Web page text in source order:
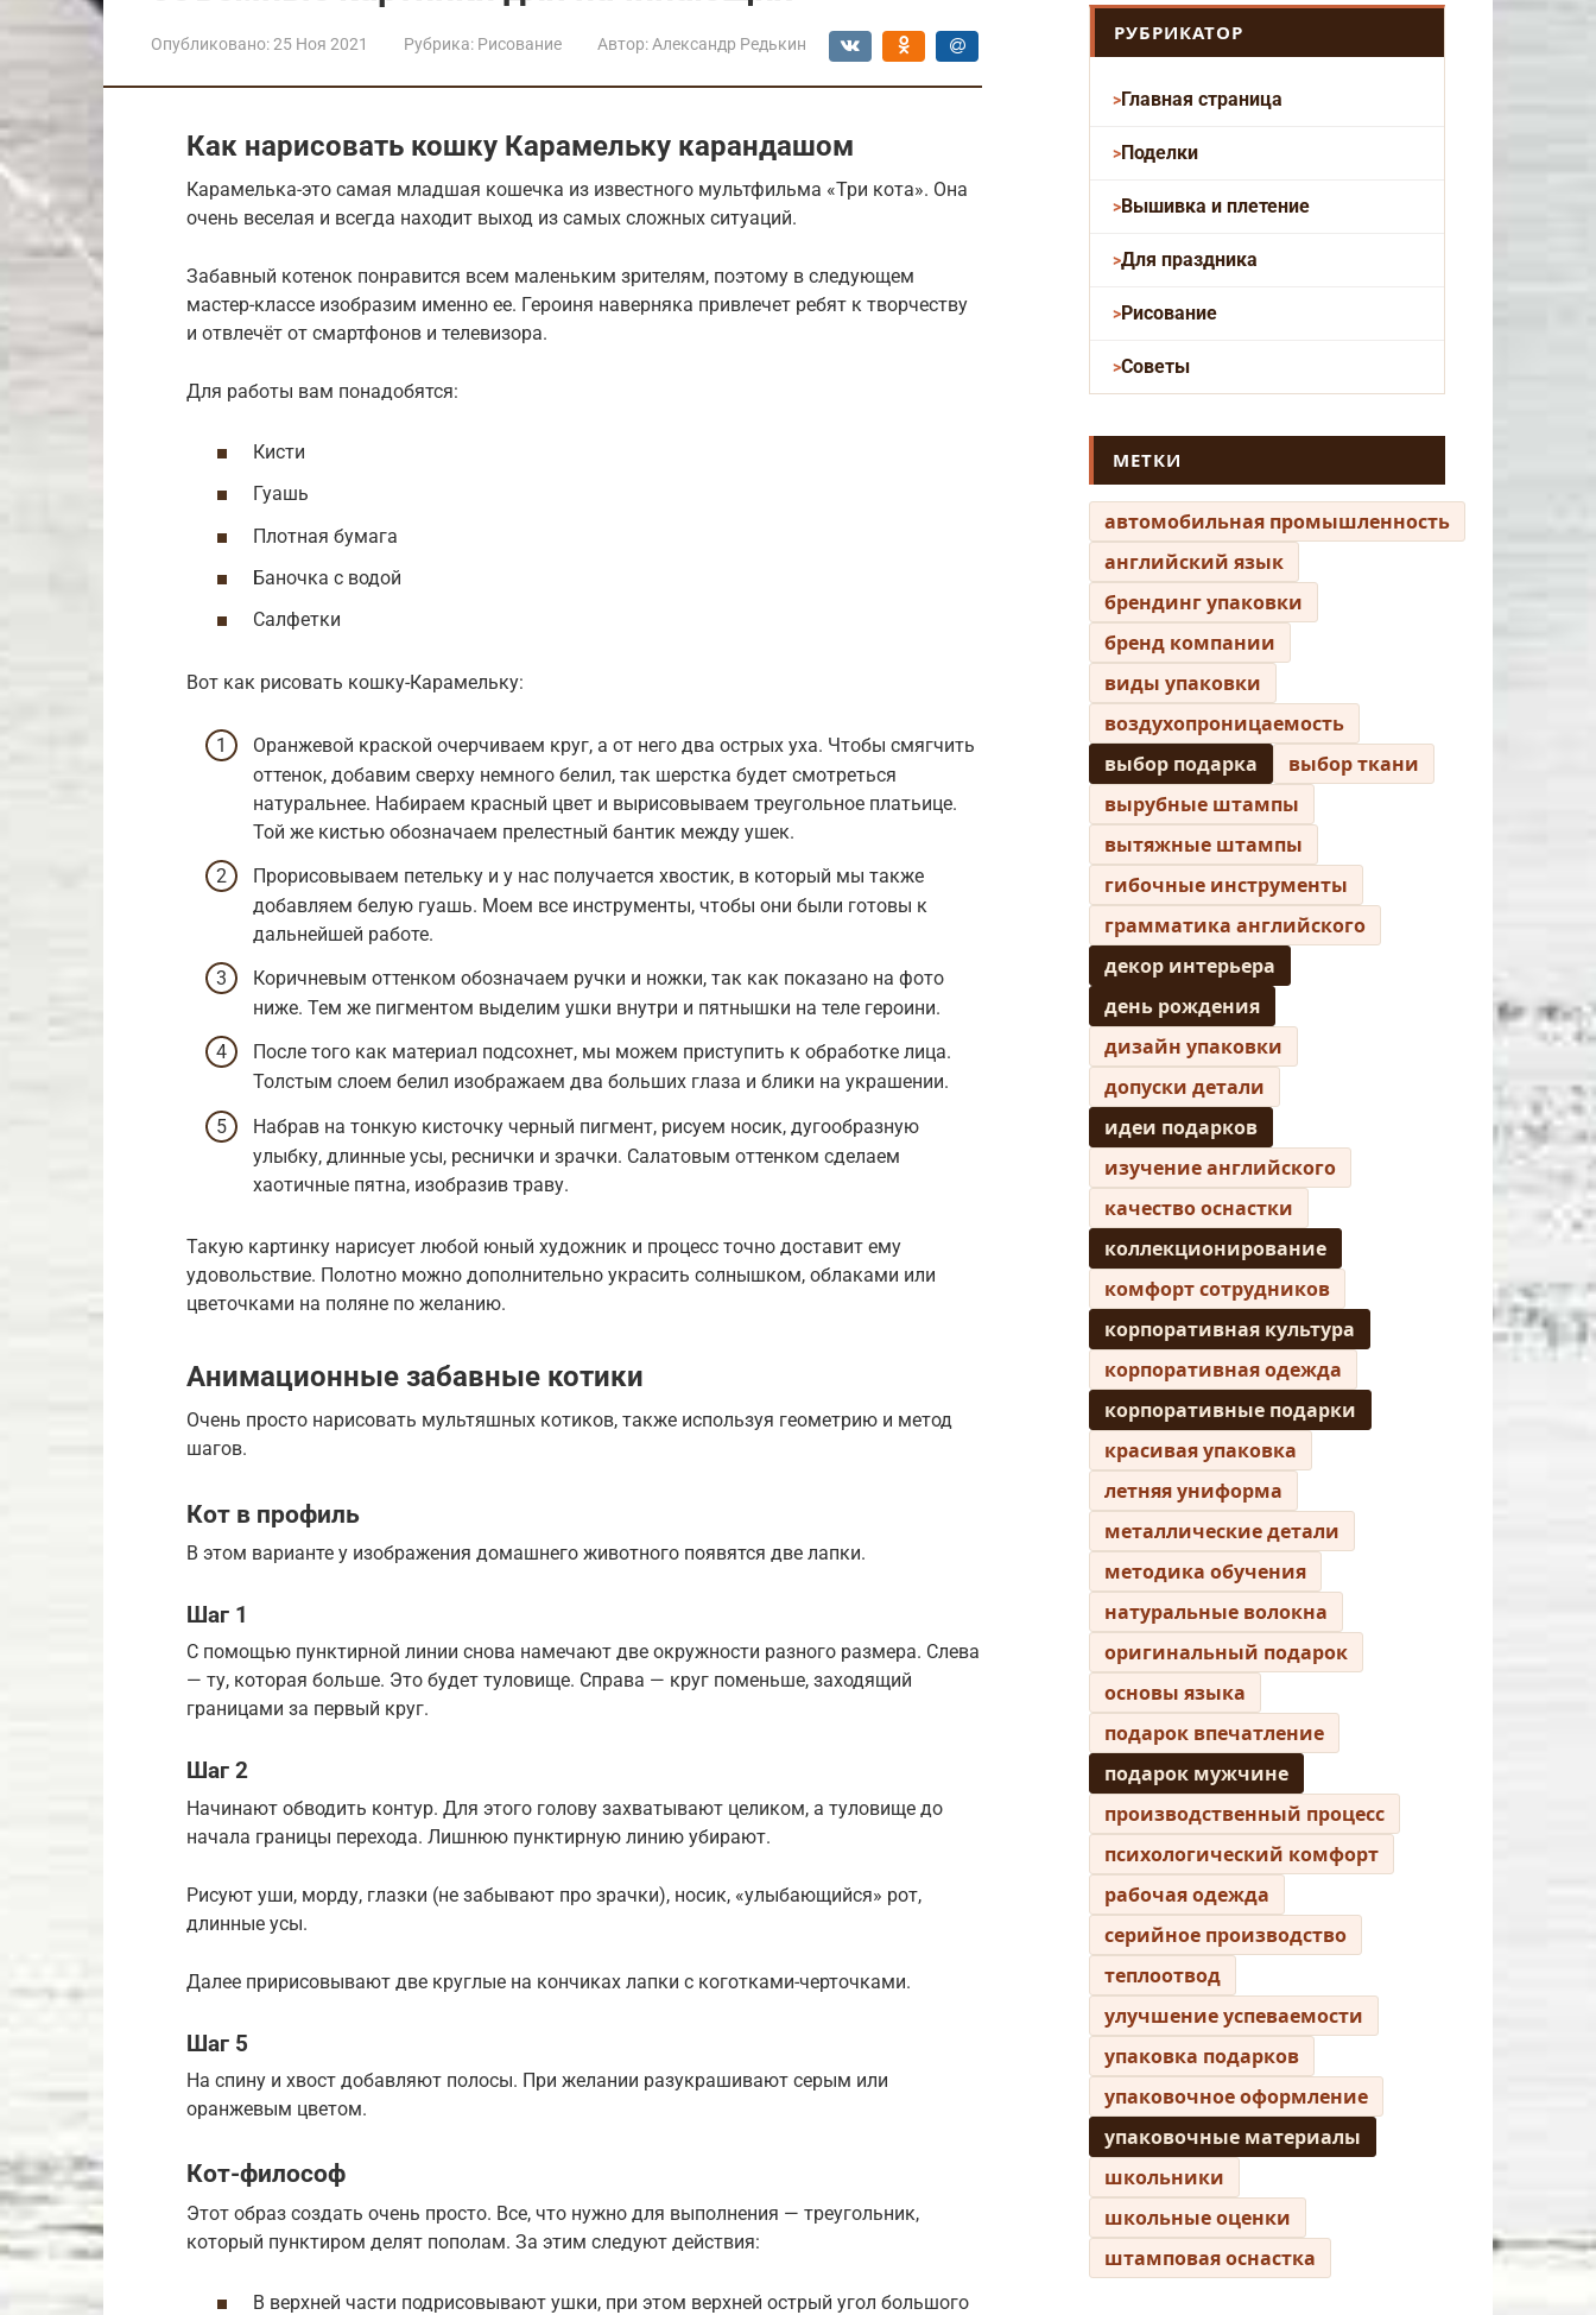
Опубликовано:25 Ноя 2021 Рубрика: Рисование Автор: Александр Редькин
Как нарисовать кошку Карамельку карандашом
Карамелька-это самая младшая кошечка из известного мультфильма «Три кота». Она
очень веселая и всегда находит выход из самых сложных ситуаций.
Забавный котенок понравится всем маленьким зрителям, поэтому в следующем
мастер-классе изобразим именно ее. Героиня наверняка привлечет ребят к творчеству
и отвлечёт от смартфонов и телевизора.
Для работы вам понадобятся:
Кисти
Гуашь
Плотная бумага
Баночка с водой
Салфетки
Вот как рисовать кошку-Карамельку:
Оранжевой краской очерчиваем круг, а от него два острых уха. Чтобы смягчить
оттенок, добавим сверху немного белил, так шерстка будет смотреться
натуральнее. Набираем красный цвет и вырисовываем треугольное платьице.
Той же кистью обозначаем прелестный бантик между ушек.
Прорисовываем петельку и у нас получается хвостик, в который мы также
добавляем белую гуашь. Моем все инструменты, чтобы они были готовы к
дальнейшей работе.
Коричневым оттенком обозначаем ручки и ножки, так как показано на фото
ниже. Тем же пигментом выделим ушки внутри и пятнышки на теле героини.
После того как материал подсохнет, мы можем приступить к обработке лица.
Толстым слоем белил изображаем два больших глаза и блики на украшении.
Набрав на тонкую кисточку черный пигмент, рисуем носик, дугообразную
улыбку, длинные усы, реснички и зрачки. Салатовым оттенком сделаем
хаотичные пятна, изобразив траву.
Такую картинку нарисует любой юный художник и процесс точно доставит ему
удовольствие. Полотно можно дополнительно украсить солнышком, облаками или
цветочками на поляне по желанию.
Анимационные забавные котики
Очень просто нарисовать мультяшных котиков, также используя геометрию и метод
шагов.
Кот в профиль
В этом варианте у изображения домашнего животного появятся две лапки.
Шаг 1
С помощью пунктирной линии снова намечают две окружности разного размера. Слева
— ту, которая больше. Это будет туловище. Справа — круг поменьше, заходящий
границами за первый круг.
Шаг 2
Начинают обводить контур. Для этого голову захватывают целиком, а туловище до
начала границы перехода. Лишнюю пунктирную линию убирают.
Рисуют уши, морду, глазки (не забывают про зрачки), носик, «улыбающийся» рот,
длинные усы.
Далее пририсовывают две круглые на кончиках лапки с коготками-черточками.
Шаг 5
На спину и хвост добавляют полосы. При желании разукрашивают серым или
оранжевым цветом.
Кот-философ
Этот образ создать очень просто. Все, что нужно для выполнения — треугольник,
который пунктиром делят пополам. За этим следуют действия:
В верхней части подрисовывают ушки, при этом верхней острый угол большого
РУБРИКАТОР
Главная страница
Поделки
Вышивка и плетение
Для праздника
Рисование
Советы
МЕТКИ
автомобильная промышленность
английский язык
брендинг упаковки
бренд компании
виды упаковки
воздухопроницаемость
выбор подарка
выбор ткани
вырубные штампы
вытяжные штампы
гибочные инструменты
грамматика английского
декор интерьера
день рождения
дизайн упаковки
допуски детали
идеи подарков
изучение английского
качество оснастки
коллекционирование
комфорт сотрудников
корпоративная культура
корпоративная одежда
корпоративные подарки
красивая упаковка
летняя униформа
металлические детали
методика обучения
натуральные волокна
оригинальный подарок
основы языка
подарок впечатление
подарок мужчине
производственный процесс
психологический комфорт
рабочая одежда
серийное производство
теплоотвод
улучшение успеваемости
упаковка подарков
упаковочное оформление
упаковочные материалы
школьники
школьные оценки
штамповая оснастка